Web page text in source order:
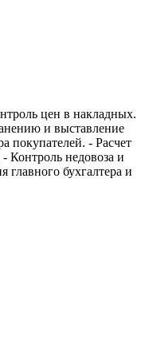
цен в накладных.
и выставление
покупателей. - Расчет
Контроль недовоза и
главного бухгалтера и